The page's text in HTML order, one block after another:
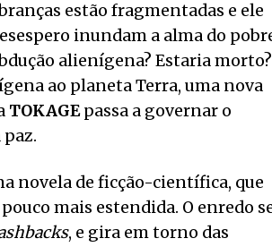
estão fragmentadas e ele
inundam a alma do
alienígena? Estaria morto?
ao planeta Terra, uma nova
TOKAGEpassa a governar o
novela de ficção-científica, que
mais estendida. O enredo
, e gira em torno das